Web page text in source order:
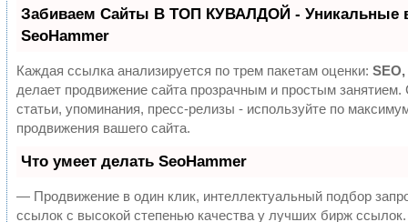
Забиваем Сайты В ТОП КУВАЛДОЙ - Уникальные
SeoHammer
Каждая ссылка анализируется по трем пакетам оценки:
делает продвижение сайта прозрачным и простым
статьи, упоминания, пресс-релизы - используйте по
продвижения вашего сайта.
Что умеет делать SeoHammer
— Продвижение в один клик, интеллектуальный подбор
ссылок с высокой степенью качества у лучших бирж ссылок.